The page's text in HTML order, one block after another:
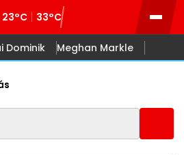
23°C 33°C
Dominik Meghan Markle